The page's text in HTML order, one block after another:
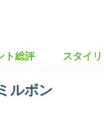
ト総評 スタイ
ルボン